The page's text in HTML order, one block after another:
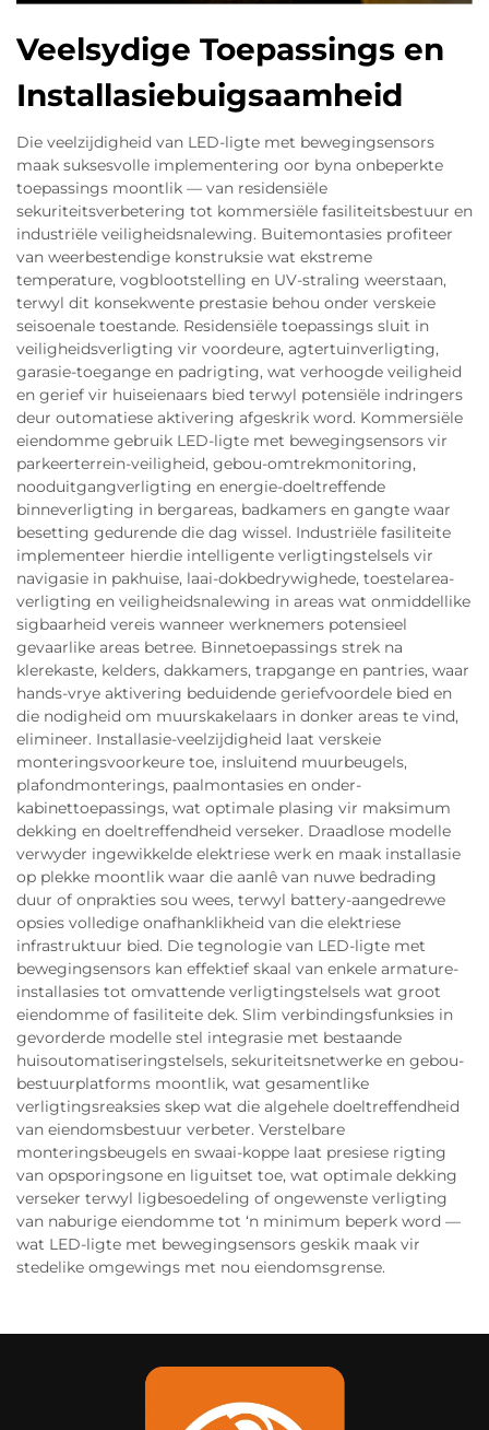
Veelsydige Toepassings en
Installasiebuigsaamheid
Die veelzijdigheid van LED-ligte met bewegingsensors
maak suksesvolle implementering oor byna onbeperkte
toepassings moontlik — van residensiële
sekuriteitsverbetering tot kommersiële fasiliteitsbestuur en
industriële veiligheidsnalewing. Buitemontasies profiteer
van weerbestendige konstruksie wat ekstreme
temperature, vogblootstelling en UV-straling weerstaan,
terwyl dit konsekwente prestasie behou onder verskeie
seisoenale toestande. Residensiële toepassings sluit in
veiligheidsverligting vir voordeure, agtertuinverligting,
garasie-toegange en padrigting, wat verhoogde veiligheid
en gerief vir huiseienaars bied terwyl potensiële indringers
deur outomatiese aktivering afgeskrik word. Kommersiële
eiendomme gebruik LED-ligte met bewegingsensors vir
parkeerterrein-veiligheid, gebou-omtrekmonitoring,
nooduitgangverligting en energie-doeltreffende
binneverligting in bergareas, badkamers en gangte waar
besetting gedurende die dag wissel. Industriële fasiliteite
implementeer hierdie intelligente verligtingstelsels vir
navigasie in pakhuise, laai-dokbedrywighede, toestelarea-
verligting en veiligheidsnalewing in areas wat onmiddellike
sigbaarheid vereis wanneer werknemers potensieel
gevaarlike areas betree. Binnetoepassings strek na
klerekaste, kelders, dakkamers, trapgange en pantries, waar
hands-vrye aktivering beduidende geriefvoordele bied en
die nodigheid om muurskakelaars in donker areas te vind,
elimineer. Installasie-veelzijdigheid laat verskeie
monteringsvoorkeure toe, insluitend muurbeugels,
plafondmonterings, paalmontasies en onder-
kabinettoepassings, wat optimale plasing vir maksimum
dekking en doeltreffendheid verseker. Draadlose modelle
verwyder ingewikkelde elektriese werk en maak installasie
op plekke moontlik waar die aanlê van nuwe bedrading
duur of onprakties sou wees, terwyl battery-aangedrewe
opsies volledige onafhanklikheid van die elektriese
infrastruktuur bied. Die tegnologie van LED-ligte met
bewegingsensors kan effektief skaal van enkele armature-
installasies tot omvattende verligtingstelsels wat groot
eiendomme of fasiliteite dek. Slim verbindingsfunksies in
gevorderde modelle stel integrasie met bestaande
huisoutomatiseringstelsels, sekuriteitsnetwerke en gebou-
bestuurplatforms moontlik, wat gesamentlike
verligtingsreaksies skep wat die algehele doeltreffendheid
van eiendomsbestuur verbeter. Verstelbare
monteringsbeugels en swaai-koppe laat presiese rigting
van opsporingsone en liguitset toe, wat optimale dekking
verseker terwyl ligbesoedeling of ongewenste verligting
van naburige eiendomme tot ‘n minimum beperk word —
wat LED-ligte met bewegingsensors geskik maak vir
stedelike omgewings met nou eiendomsgrense.